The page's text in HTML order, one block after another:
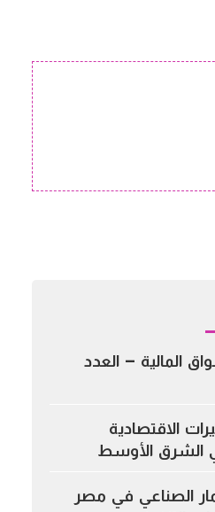
المالية – العدد
الاقتصادية
الشرق الأوسط
الصناعي في مصر